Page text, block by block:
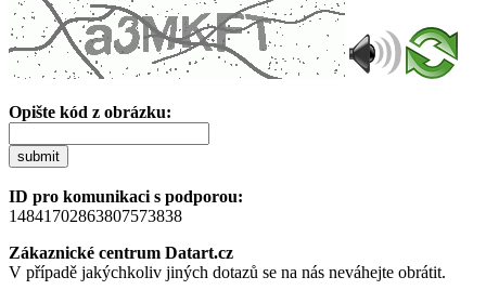
Opište kód z obrázku:
submit
ID pro komunikaci s podporou:
14841702863807573838
Zákaznické centrum Datart.cz
V případě jakýchkoliv jiných dotazů se na nás neváhejte obrátit.